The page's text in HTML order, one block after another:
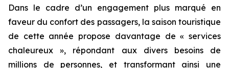
Dans le cadre d’un engagement plus marqué en
faveur du confort des passagers, la saison touristique
de cette année propose davantage de « services
chaleureux », répondant aux divers besoins de
millions de personnes, et transformant ainsi une